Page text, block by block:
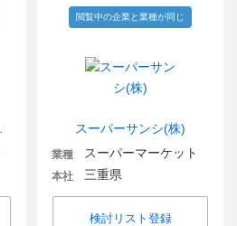
スーパーサンシ(株)
閲覧中の企業と業種が同じ
業種 スーパーマーケット
本社 三重県
検討リスト登録